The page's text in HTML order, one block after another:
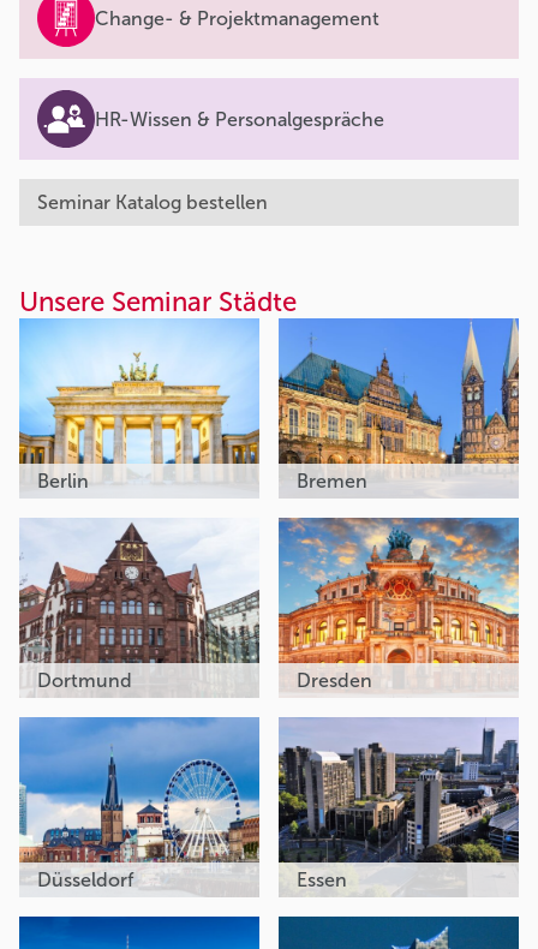
Change- & Projektmanagement
HR-Wissen & Personalgespräche
Seminar Katalog bestellen
Unsere Seminar Städte
Berlin Bremen
Dortmund Dresden
Düsseldorf Essen